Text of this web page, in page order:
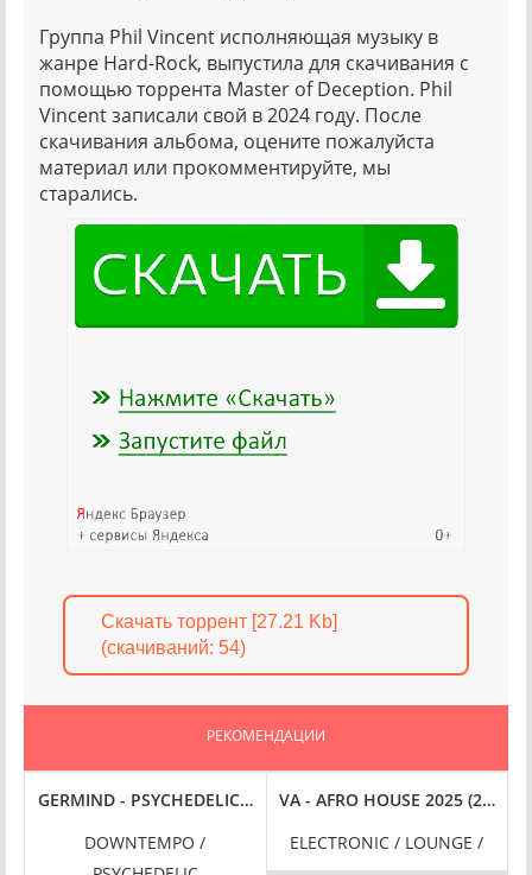
Группа Phil Vincent исполняющая музыку в
жанре Hard-Rock, выпустила для скачивания с
помощью торрента Master of Deception. Phil
Vincent записали свой в 2024 году. После
скачивания альбома, оцените пожалуйста
материал или прокомментируйте, мы
старались.
Скачать торрент [27.21 Kb]
(cкачиваний: 54)
РЕКОМЕНДАЦИИ
VOL. 6 [24-BIT HI-RES] (2024) FLAC
GERMIND - PSYCHEDELIC UNIVERSE [24-BIT HI-RES] (2024)
DOWNTEMPO /
VA - AFRO HOUSE 2025 (2024)
ELECTRONIC / LOUNGE /